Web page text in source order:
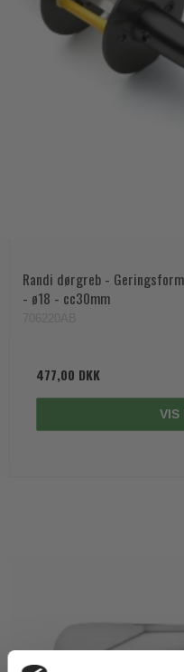
Randi dørgreb -
- ø18 - cc30mm
477,00 DKK
VIS